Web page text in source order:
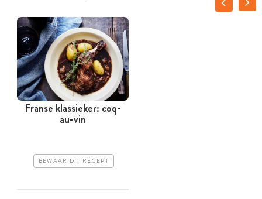
Franse klassieker: coq-
au-vin
BEWAAR DIT RECEPT